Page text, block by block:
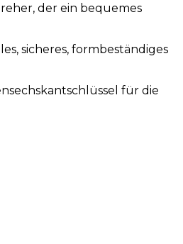
der ein bequemes
sicheres, formbeständiges
für die